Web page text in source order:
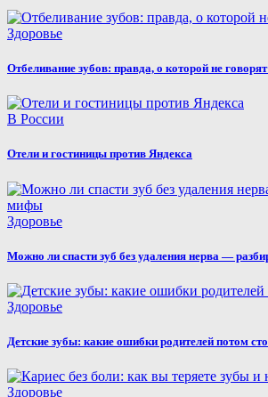
Здоровье
Отбеливание зубов: правда, о которой не
В России
Отели и гостиницы против Яндекса
Здоровье
Можно ли спасти зуб без удаления нерва —
Здоровье
Детские зубы: какие ошибки родителей потом
Здоровье